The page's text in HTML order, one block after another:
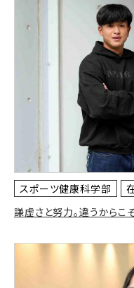
スポーツ健康科学部
謙虚さと努力。違うからこ